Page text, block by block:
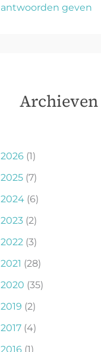
antwoorden geven
Archieven
2026 (1)
2025 (7)
2024 (6)
2023 (2)
2022 (3)
2021 (28)
2020 (35)
2019 (2)
2017 (4)
2016 (1)